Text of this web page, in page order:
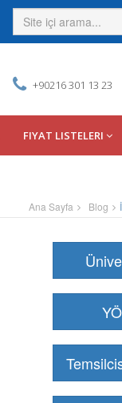
+90216 301 13 23
FIYAT LISTELERI
Ana Sayfa Blog